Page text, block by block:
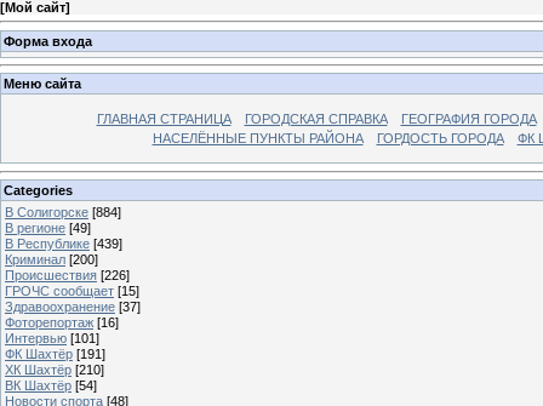
[Мой сайт]
Форма входа
Меню сайта
ГЛАВНАЯ СТРАНИЦА ГОРОДСКАЯ СПРАВКА
ГЕОГРАФИЯ ГОРОДА
НАСЕЛЁННЫЕ ПУНКТЫ РАЙОНА
ГОРДОСТЬ ГОРОДА ФК
Categories
В Солигорске [884]
В регионе [49]
В Республике [439]
Криминал [200]
Происшествия [226]
ГРОЧС сообщает [15]
Здравоохранение [37]
Фоторепортаж [16]
Интервью [101]
ФК Шахтёр [191]
ХК Шахтёр [210]
ВК Шахтёр [54]
Новости спорта [48]